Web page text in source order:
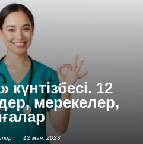
күнтізбесі. 12
мерекелер,
12 мая, 2023